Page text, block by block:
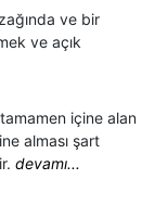
ve bir
ve açık
içine alan
alması şart
devamı...